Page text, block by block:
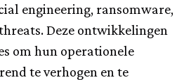
engineering, ransomware,
Deze ontwikkelingen
om hun operationele
te verhogen en te